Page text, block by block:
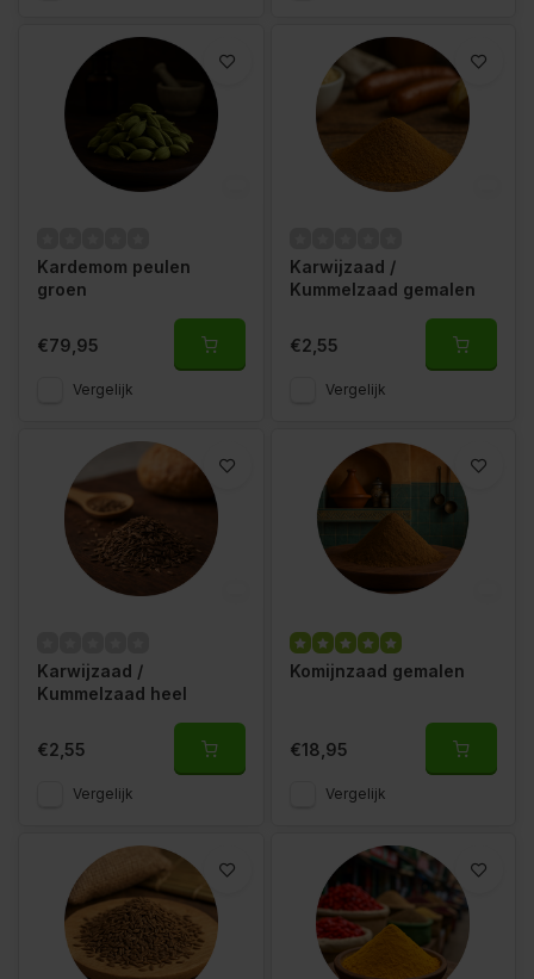
Kardemom peulen
groen
€79,95
Vergelijk
Karwijzaad /
Kummelzaad gemalen
€2,55
Vergelijk
Karwijzaad /
Kummelzaad heel
€2,55
Vergelijk
Komijnzaad gemalen
€18,95
Vergelijk